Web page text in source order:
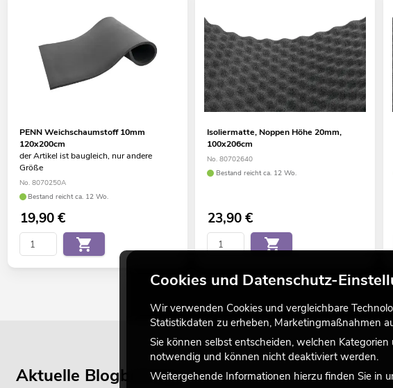
PENN Weichschaumstoff 10mm
120x200cm
der Artikel ist baugleich, nur andere
Größe
No. 8070250A
Bestand reicht ca. 12 Wo.
19,90€
Isoliermatte, Noppen Höhe 20mm,
100x206cm
No. 80702640
Bestand reicht ca. 12 Wo.
23,90€
Aktuelle Blogbeiträge
Cookies und Datenschutz-
Wir verwenden Cookies und vergleichbare
Statistikdaten zu erheben, Marketingmaßnahmen
Sie können selbst entscheiden, welchen
notwendig und können nicht deaktiviert werden.
Weitergehende Informationen hierzu finden Sie in